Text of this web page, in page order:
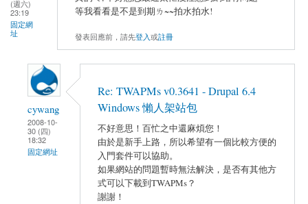
(週六)
23:19
固定網
址
等我看看是不是到期ㄌ~~拍水拍水!
發表回應前，請先登入或註冊
cywang
2008-10-
30 (四)
18:32
固定網址
Re: TWAPMs v0.3641 - Drupal 6.4
Windows 懶人架站包
不好意思！百忙之中還麻煩您！
由於是新手上路，所以希望有一個比較方便的
入門套件可以協助。
如果網站的問題暫時無法解決，是否有其他方
式可以下載到TWAPMs？
謝謝！